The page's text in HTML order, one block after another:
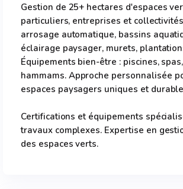
Gestion de 25+ hectares d'espaces
particuliers, entreprises et
arrosage automatique, bassins
éclairage paysager, murets,
Équipements bien-être : piscines,
hammams. Approche personnalisée
espaces paysagers uniques et
Certifications et équipements
travaux complexes. Expertise en
des espaces verts.